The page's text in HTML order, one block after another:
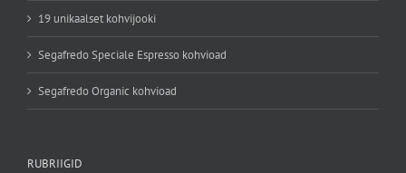
19 unikaalset kohvijooki
Segafredo Speciale Espresso kohvioad
Segafredo Organic kohvioad
RUBRIIGID